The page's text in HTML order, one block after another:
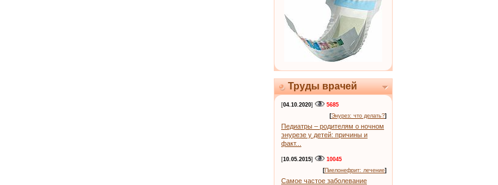
Труды врачей
[04.10.2020]
5685
[Энурез: что делать?]
Педиатры – родителям о ночном
энурезе у детей: причины и
факт...
[10.05.2015]
10045
[Пиелонефрит: лечение]
Самое частое заболевание